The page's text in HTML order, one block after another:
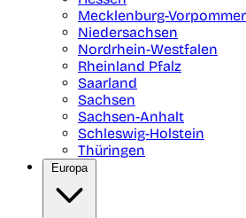
Mecklenburg-
Niedersachsen
Nordrhein-Westfalen
Rheinland Pfalz
Saarland
Sachsen
Sachsen-Anhalt
Schleswig-Holstein
Thüringen
Europa